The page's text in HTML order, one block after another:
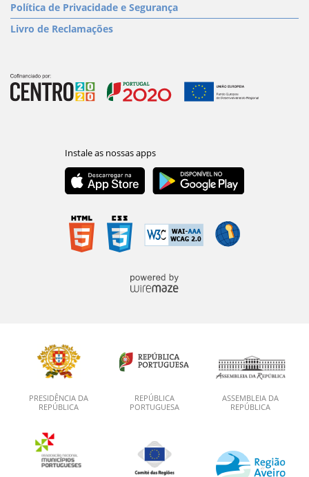
Política de Privacidade e Segurança
Livro de Reclamações
PRESIDÊNCIA DA
REPÚBLICA
REPÚBLICA
PORTUGUESA
ASSEMBLEIA DA
REPÚBLICA